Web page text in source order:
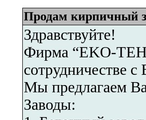
Продам кирпичный
Здравствуйте!
Фирма “EKO-
сотрудничестве с
Мы предлагаем
Заводы: